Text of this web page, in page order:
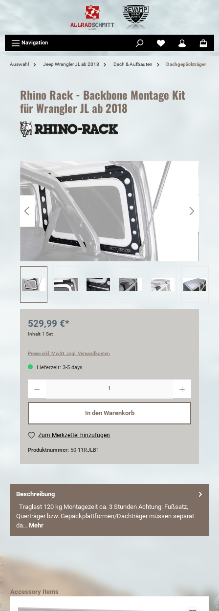
Navigation
Auswahl Jeep Wrangler JL ab 2018 Dach & Aufbauten Dachgepäckträger
Rhino Rack - Backbone Montage Kit
für Wrangler JL ab 2018
529,99 €*
Inhalt:1 Set
Preise inkl. MwSt. zzgl. Versandkosten
Lieferzeit: 3-5 days
In den Warenkorb
Zum Merkzettel hinzufügen
Produktnummer: 50-11RJLB1
Beschreibung
Traglast 120 kg Montagezeit ca. 3 Stunden Achtung: Fußsatz,
Querträger bzw. Gepäckplattformen/Dachträger müssen separat
da… Mehr
Accessory Items